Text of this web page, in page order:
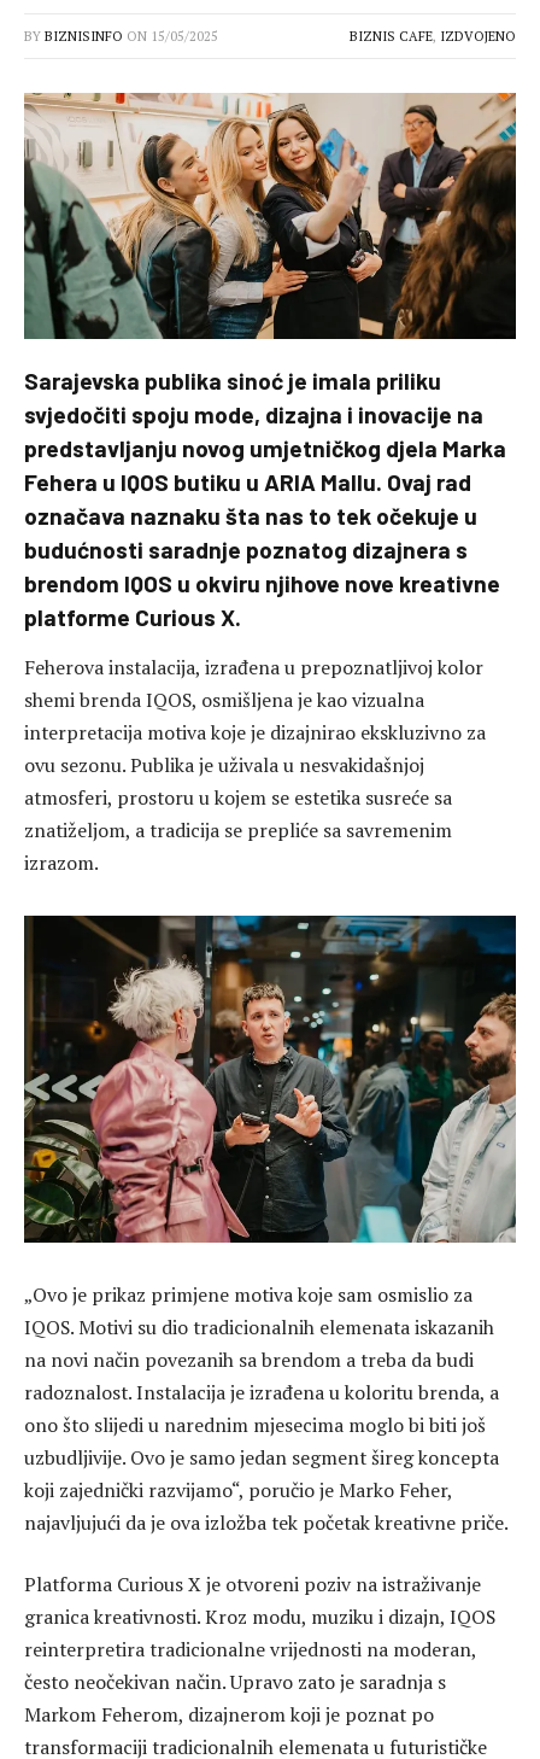
BY BIZNISINFO ON 15/05/2025 BIZNIS CAFE, IZDVOJENO
Sarajevska publika sinoć je imala priliku
svjedočiti spoju mode, dizajna i inovacije na
predstavljanju novog umjetničkog djela Marka
Fehera u IQOS butiku u ARIA Mallu. Ovaj rad
označava naznaku šta nas to tek očekuje u
budućnosti saradnje poznatog dizajnera s
brendom IQOS u okviru njihove nove kreativne
platforme Curious X.
Feherova instalacija, izrađena u prepoznatljivoj kolor
shemi brenda IQOS, osmišljena je kao vizualna
interpretacija motiva koje je dizajnirao ekskluzivno za
ovu sezonu. Publika je uživala u nesvakidašnjoj
atmosferi, prostoru u kojem se estetika susreće sa
znatiželjom, a tradicija se prepliće sa savremenim
izrazom.
„Ovo je prikaz primjene motiva koje sam osmislio za
IQOS. Motivi su dio tradicionalnih elemenata iskazanih
na novi način povezanih sa brendom a treba da budi
radoznalost. Instalacija je izrađena u koloritu brenda, a
ono što slijedi u narednim mjesecima moglo bi biti još
uzbudljivije. Ovo je samo jedan segment šireg koncepta
koji zajednički razvijamo“, poručio je Marko Feher,
najavljujući da je ova izložba tek početak kreativne priče.
Platforma Curious X je otvoreni poziv na istraživanje
granica kreativnosti. Kroz modu, muziku i dizajn, IQOS
reinterpretira tradicionalne vrijednosti na moderan,
često neočekivan način. Upravo zato je saradnja s
Markom Feherom, dizajnerom koji je poznat po
transformaciji tradicionalnih elemenata u futurističke